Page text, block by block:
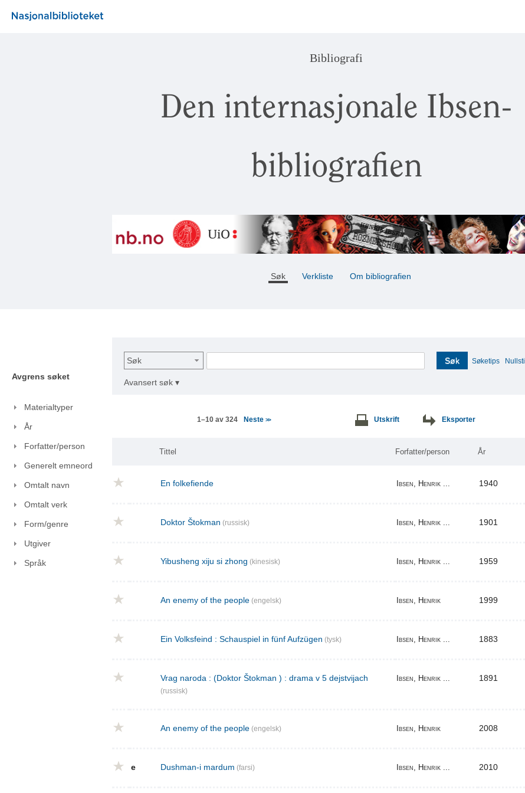
Bibliografi
Den internasjonale Ibsen-
bibliografien
Søk Verkliste Om bibliografien
Avgrens søket
Materialtyper
År
Forfatter/person
Generelt emneord
Omtalt navn
Omtalt verk
Form/genre
Utgiver
Språk
Søk Søk Søketips Nullstill
Avansert søk ▾
1–10 av 324 Neste >> Utskrift Eksporter
Tittel Forfatter/person År
En folkefiende Ibsen, Henrik ... 1940
Doktor Štokman (russisk) Ibsen, Henrik ... 1901
Yibusheng xiju si zhong (kinesisk) Ibsen, Henrik ... 1959
An enemy of the people (engelsk) Ibsen, Henrik 1999
Ein Volksfeind : Schauspiel in fünf Aufzügen (tysk) Ibsen, Henrik ... 1883
Vrag naroda : (Doktor Štokman ) : drama v 5 dejstvijach
(russisk)
Ibsen, Henrik ... 1891
An enemy of the people (engelsk) Ibsen, Henrik 2008
e Dushman-i mardum (farsi) Ibsen, Henrik ... 2010